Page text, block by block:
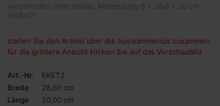
verschieden unterteilbar, Abmessung 6 x 28,6 x 20 cm
(HxBxT)
stellen Sie den Artikel über die Auswahlmenüs zusammen
für die größere Ansicht klicken Sie auf das Vorschaubild
Art.-Nr.
EKET2
Breite
28,60 cm
Länge
20,00 cm